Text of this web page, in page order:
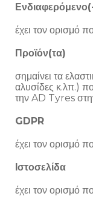
έχει τον ορισμό
Προϊόν(τα)
σημαίνει τα
αλυσίδες κ.λπ.)
την AD Tyres
GDPR
έχει τον ορισμό
Ιστοσελίδα
έχει τον ορισμό